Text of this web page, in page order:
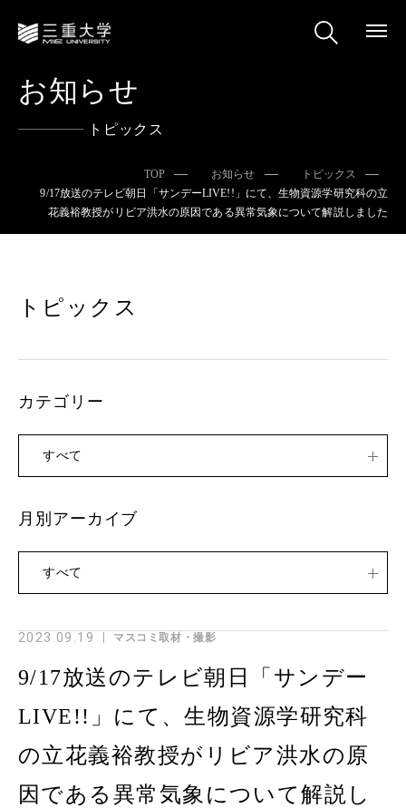
お知らせ
トピックス
TOP お知らせ
トピックス
9/17放送のテレビ朝日「サンデーLIVE!!」にて、生物資源学研究科の立
花義裕教授がリビア洪水の原因である異常気象について解説しました
2023.09.19 マスコミ取材・撮影
9/17放送のテレビ朝日「サンデー
LIVE!!」にて、生物資源学研究科
の立花義裕教授がリビア洪水の原
因である異常気象について解説し
トピックス
カテゴリー
すべて
月別アーカイブ
すべて